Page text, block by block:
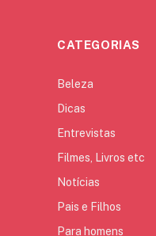
CATEGORIAS
Beleza
Dicas
Entrevistas
Filmes, Livros etc
Notícias
Pais e Filhos
Para homens